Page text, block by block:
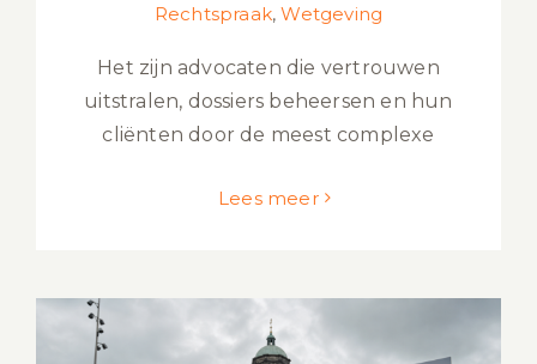
Rechtspraak,Wetgeving
Het zijn advocaten die vertrouwen
uitstralen, dossiers beheersen en hun
cliënten door de meest complexe
Lees meer